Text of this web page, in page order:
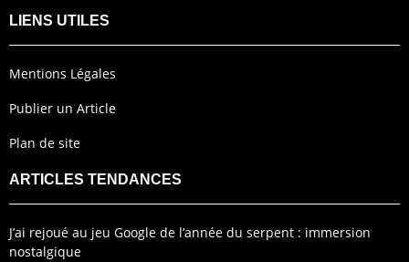
LIENS UTILES
Mentions Légales
Publier un Article
Plan de site
ARTICLES TENDANCES
J’ai rejoué au jeu Google de l’année du serpent : immersion
nostalgique